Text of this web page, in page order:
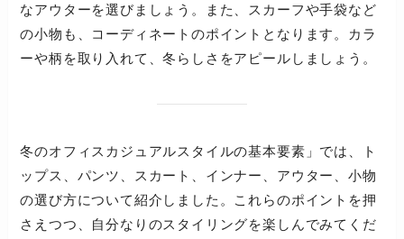
なアウターを選びましょう。また、スカーフや手袋など
の小物も、コーディネートのポイントとなります。カラ
ーや柄を取り入れて、冬らしさをアピールしましょう。
冬のオフィスカジュアルスタイルの基本要素」では、ト
ップス、パンツ、スカート、インナー、アウター、小物
の選び方について紹介しました。これらのポイントを押
さえつつ、自分なりのスタイリングを楽しんでみてくだ